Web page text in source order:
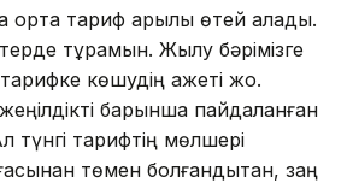
тариф арқылы өтей алады.
тұрамын. Жылу бәрімізге
көшудің қажеті жоқ.
барынша пайдаланған
тарифтің мөлшері
төмен болғандықтан, заң